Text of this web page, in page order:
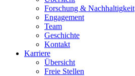
Forschung & Nachhaltigkeit
Engagement
Team
Geschichte
Kontakt
Karriere
Übersicht
Freie Stellen